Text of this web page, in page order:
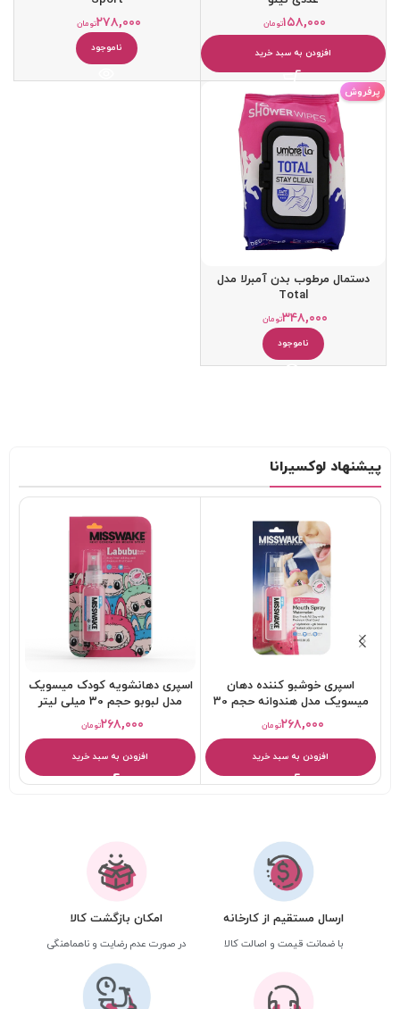
تومان۱۵۸,۰۰۰
افزودن به سبد خرید
تومان۲۷۸,۰۰۰
ناموجود
پرفروش
دستمال مرطوب بدن آمبرلا مدل
Total
تومان۳۴۸,۰۰۰
ناموجود
پیشنهاد لوکسیرانا
اسپری خوشبو کننده دهان
میسویک مدل هندوانه حجم 30
میلی لیترتومان۲۶۸,۰۰۰
افزودن به سبد خرید
اسپری دهانشویه کودک میسویک
مدل لبوبو حجم 30 میلی لیتر
تومان۲۶۸,۰۰۰
افزودن به سبد خرید
ارسال مستقیم از کارخانه
با ضمانت قیمت و اصالت کالا
امکان بازگشت کالا
در صورت عدم رضایت و ناهماهنگی